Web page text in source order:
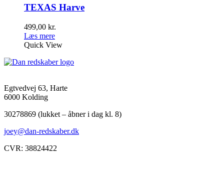
TEXAS Harve
499,00 kr.
Læs mere
Quick View
Egtvedvej 63, Harte
6000 Kolding
30278869 (lukket – åbner i dag kl. 8)
joey@dan-redskaber.dk
CVR: 38824422